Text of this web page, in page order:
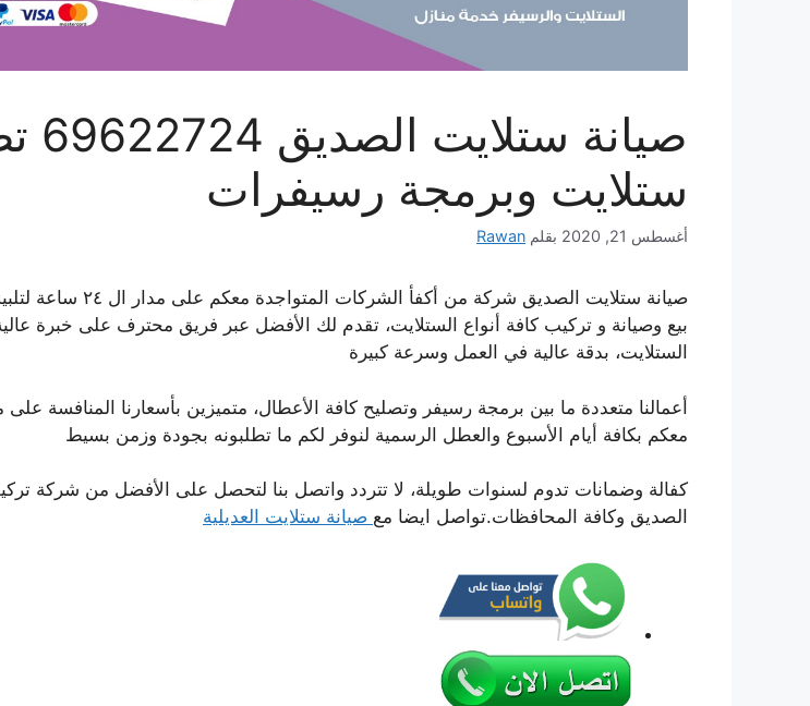
صيانة
ستلايت وبرمجة رسيفرات
أغسطس 21, 2020 بقلم Rawan
صيانة ستلايت الصديق شركة من أكفأ
بيع وصيانة و تركيب كافة أنواع الستلايت، تقدم لك الأفضل عبر فريق محترف على خبرة
الستلايت، بدقة عالية في العمل وسرعة كبيرة
أعمالنا متعددة ما بين برمجة رسيفر وتصليح كافة الأعطال، متميزين بأسعارنا المنافسة
معكم بكافة أيام الأسبوع والعطل الرسمية لنوفر لكم ما تطلبونه بجودة وزمن بسيط
كفالة وضمانات تدوم لسنوات طويلة، لا تتردد واتصل بنا لتحصل على الأفضل من شركة
الصديق وكافة المحافظات.تواصل ايضا مع صيانة ستلايت العديلية